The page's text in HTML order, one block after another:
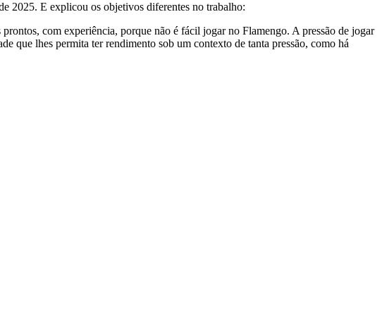
2025. E explicou os objetivos diferentes no trabalho:
com experiência, porque não é fácil jogar no Flamengo. A pressão de jogar
que lhes permita ter rendimento sob um contexto de tanta pressão, como há